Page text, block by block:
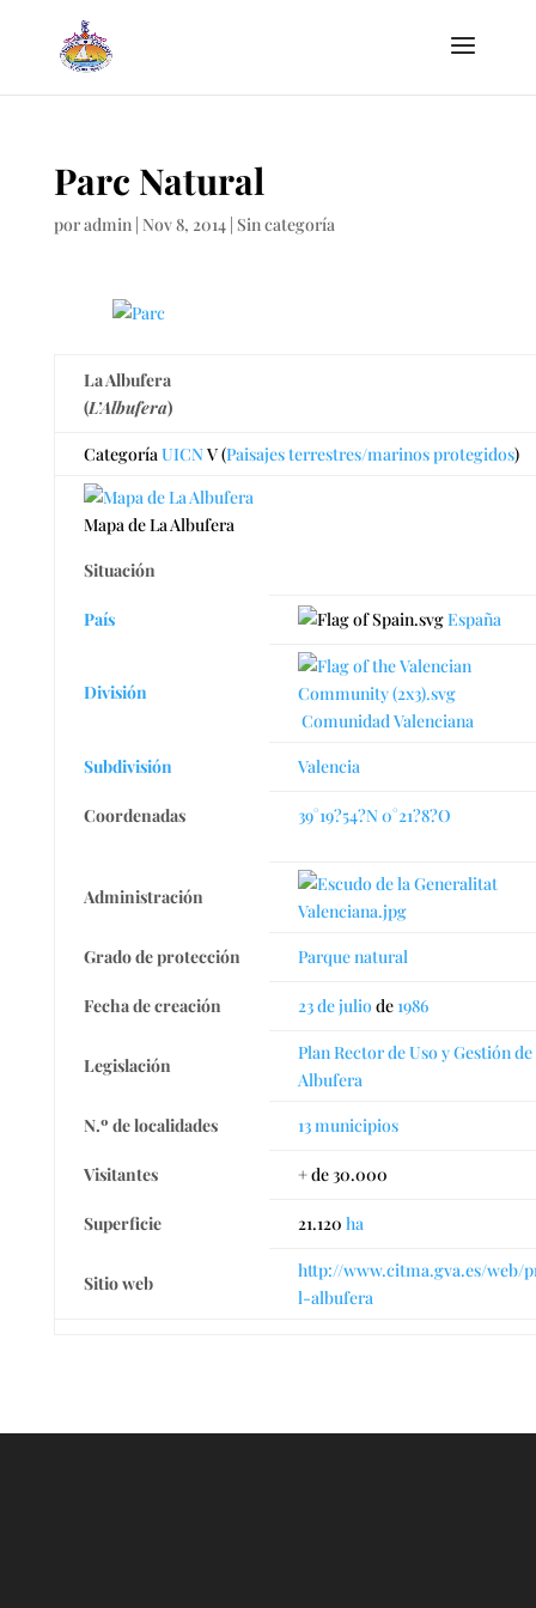
Parc Natural
poradmin| Nov 8, 2014| Sin categoría
La Albufera
(L’Albufera)
CategoríaUICNV (Paisajes terrestres/marinos protegidos)
Mapa de La Albufera
Situación
País España
División
Comunidad Valenciana
Subdivisión
Valencia
Coordenadas 39°19?54?N0°21?8?O
Administración
Grado de protección Parque natural
Fecha de creación 23 de juliode1986
Legislación
Plan Rector de Uso y Gestión de
Albufera
N.º de localidades
13 municipios
Visitantes + de 30.000
Superficie 21.120 ha
Sitio web
http://www.citma.gva.es/web/
l-albufera